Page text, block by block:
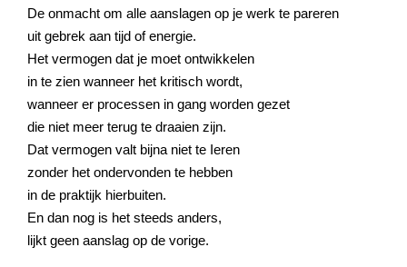
De onmacht om alle aanslagen op je werk te pareren
uit gebrek aan tijd of energie.
Het vermogen dat je moet ontwikkelen
in te zien wanneer het kritisch wordt,
wanneer er processen in gang worden gezet
die niet meer terug te draaien zijn.
Dat vermogen valt bijna niet te Ieren
zonder het ondervonden te hebben
in de praktijk hierbuiten.
En dan nog is het steeds anders,
lijkt geen aanslag op de vorige.